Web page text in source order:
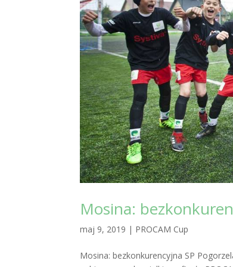
Mosina:
maj 9, 2019 | PROCAM Cup
Mosina: bezkonkurencyjna SP